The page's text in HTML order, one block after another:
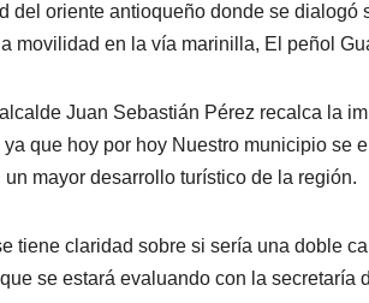
del oriente antioqueño donde se dialogó
movilidad en la vía marinilla, El peñol
Juan Sebastián Pérez recalca la
ya que hoy por hoy Nuestro municipio se
un mayor desarrollo turístico de la región.
tiene claridad sobre si sería una doble
se estará evaluando con la